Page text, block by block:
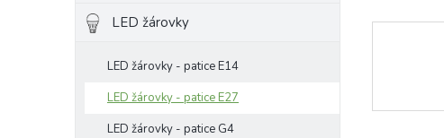
LED žárovky
LED žárovky - patice E14
LED žárovky - patice E27
LED žárovky - patice G4